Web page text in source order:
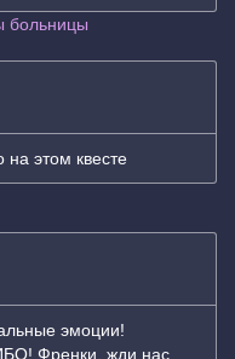
больницы
этом квесте
эмоции!
Френки, жди нас